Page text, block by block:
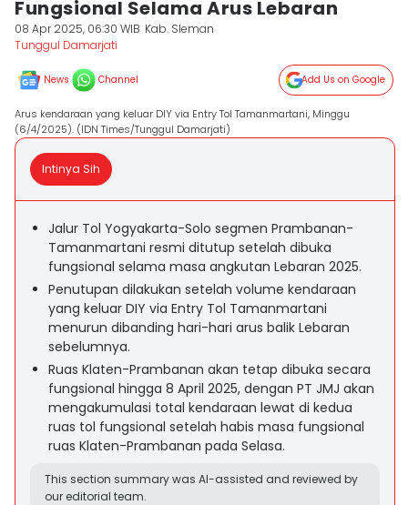
Fungsional Selama Arus Lebaran
08 Apr 2025, 06:30 WIB Kab. Sleman
Tunggul Damarjati
News Channel Add Us on Google
Arus kendaraan yang keluar DIY via Entry Tol Tamanmartani, Minggu
(6/4/2025). (IDN Times/Tunggul Damarjati)
Intinya Sih
Jalur Tol Yogyakarta-Solo segmen Prambanan-
Tamanmartani resmi ditutup setelah dibuka
fungsional selama masa angkutan Lebaran 2025.
Penutupan dilakukan setelah volume kendaraan
yang keluar DIY via Entry Tol Tamanmartani
menurun dibanding hari-hari arus balik Lebaran
sebelumnya.
Ruas Klaten-Prambanan akan tetap dibuka secara
fungsional hingga 8 April 2025, dengan PT JMJ akan
mengakumulasi total kendaraan lewat di kedua
ruas tol fungsional setelah habis masa fungsional
ruas Klaten-Prambanan pada Selasa.
This section summary was AI-assisted and reviewed by
our editorial team.